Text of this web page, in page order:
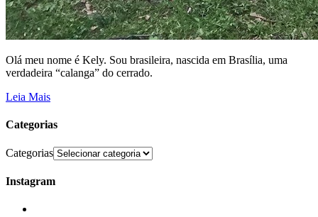
Olá meu nome é Kely. Sou brasileira, nascida em Brasília, uma
verdadeira “calanga” do cerrado.
Leia Mais
Categorias
Categorias
Instagram